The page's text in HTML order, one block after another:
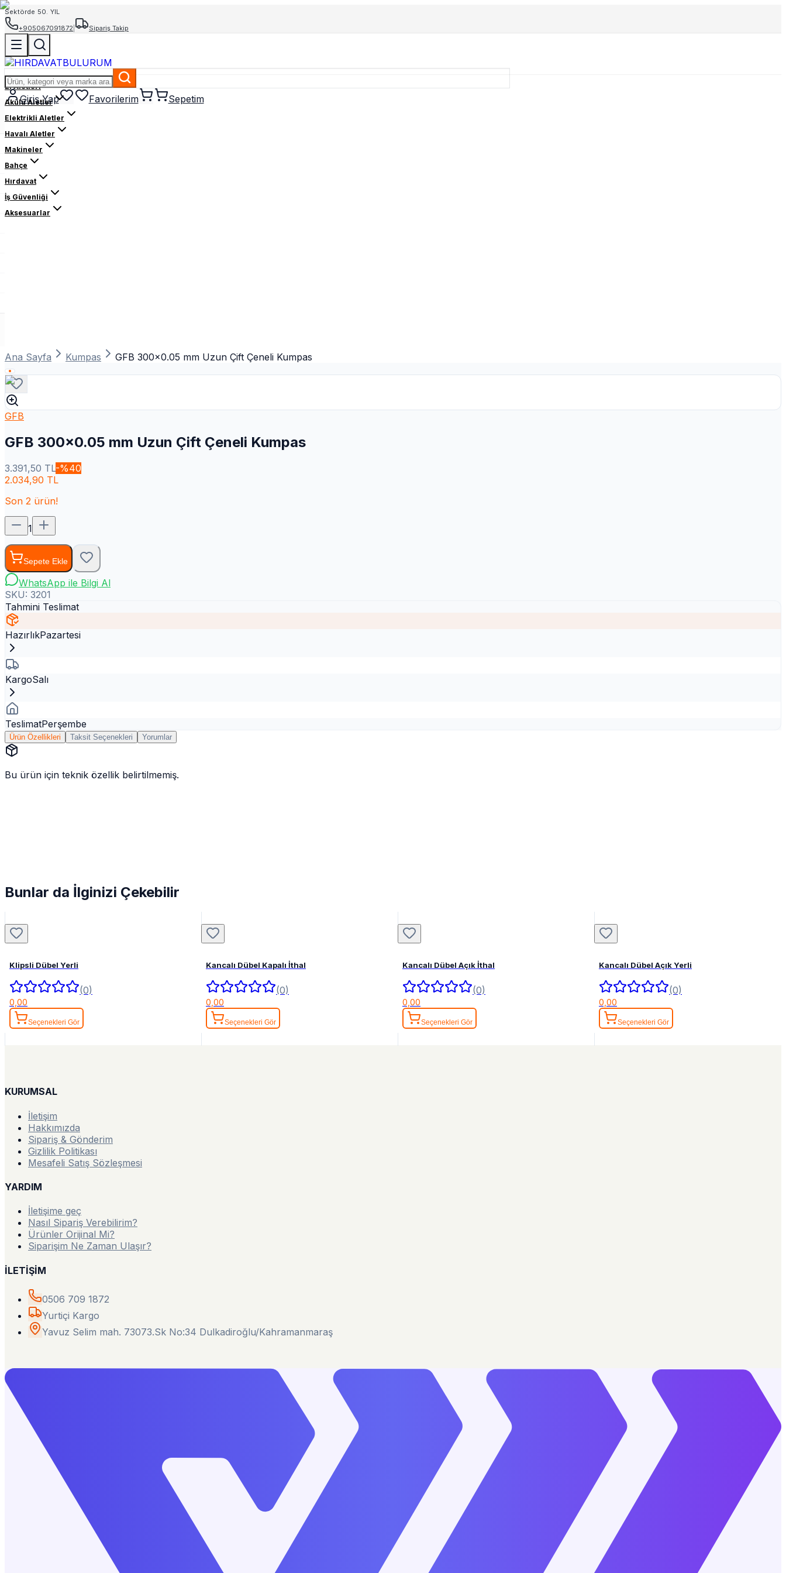
Sektörde 50. YIL
+905067091872
Sipariş Takip
Giriş Yap Favorilerim Sepetim
El Aletleri
Akülü Aletler
Elektrikli Aletler
Havalı Aletler
Makineler
Bahçe
Hırdavat
İş Güvenliği
Aksesuarlar
Ana Sayfa Kumpas GFB 300x0.05 mm Uzun Çift Çeneli Kumpas
GFB
GFB 300x0.05 mm Uzun Çift Çeneli Kumpas
3.391,50 TL-%40
2.034,90 TL
Son 2 ürün!
1
Sepete Ekle
WhatsApp ile Bilgi Al
SKU: 3201
Tahmini Teslimat
HazırlıkPazartesi
KargoSalı
TeslimatPerşembe
Ürün Özellikleri Taksit Seçenekleri Yorumlar
Bu ürün için teknik özellik belirtilmemiş.
Bunlar da İlginizi Çekebilir
Klipsli Dübel Yerli
(0)
0,00
Seçenekleri Gör
Kancalı Dübel Kapalı İthal
(0)
0,00
Seçenekleri Gör
Kancalı Dübel Açık İthal
(0)
0,00
Seçenekleri Gör
Kancalı Dübel Açık Yerli
(0)
0,00
Seçenekleri Gör
KURUMSAL
İletişim
Hakkımızda
Sipariş & Gönderim
Gizlilik Politikası
Mesafeli Satış Sözleşmesi
YARDIM
İletişime geç
Nasıl Sipariş Verebilirim?
Ürünler Orijinal Mi?
Siparişim Ne Zaman Ulaşır?
İLETİŞİM
0506 709 1872
Yurtiçi Kargo
Yavuz Selim mah. 73073.Sk No:34 Dulkadiroğlu/Kahramanmaraş